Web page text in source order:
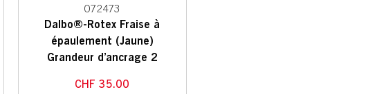
072473
Dalbo®-Rotex Fraise à
épaulement (Jaune)
Grandeur d’ancrage 2
CHF 35.00